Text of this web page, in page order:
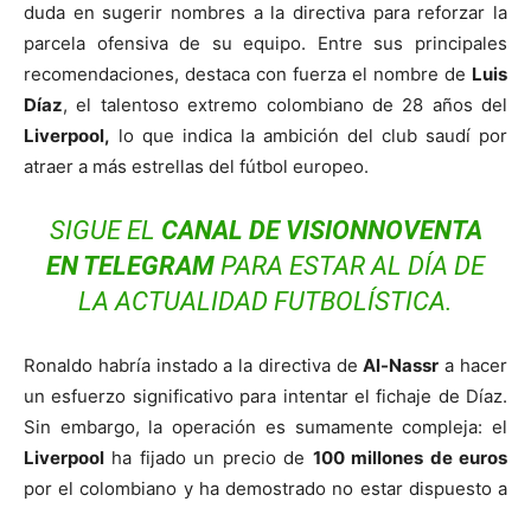
duda en sugerir nombres a la directiva para reforzar la
parcela ofensiva de su equipo. Entre sus principales
recomendaciones, destaca con fuerza el nombre de Luis
Díaz, el talentoso extremo colombiano de 28 años del
Liverpool, lo que indica la ambición del club saudí por
atraer a más estrellas del fútbol europeo.
SIGUE EL CANAL DE VISIONNOVENTA
ENTELEGRAM PARA ESTAR AL DÍA DE
LA ACTUALIDAD FUTBOLÍSTICA.
Ronaldo habría instado a la directiva deAl-Nassr a hacer
un esfuerzo significativo para intentar el fichaje de Díaz.
Sin embargo, la operación es sumamente compleja: el
Liverpool ha fijado un precio de 100 millones de euros
por el colombiano y ha demostrado no estar dispuesto a